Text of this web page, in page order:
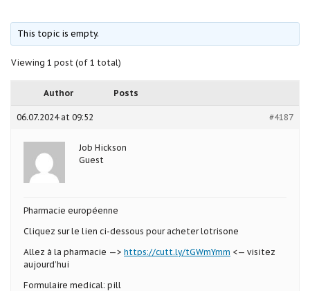
This topic is empty.
Viewing 1 post (of 1 total)
Author Posts
06.07.2024 at 09:52 #4187
Job Hickson
Guest
Pharmacie européenne
Cliquez sur le lien ci-dessous pour acheter lotrisone
Allez à la pharmacie —> https://cutt.ly/tGWmYmm <— visitez
aujourd’hui
Formulaire medical: pill